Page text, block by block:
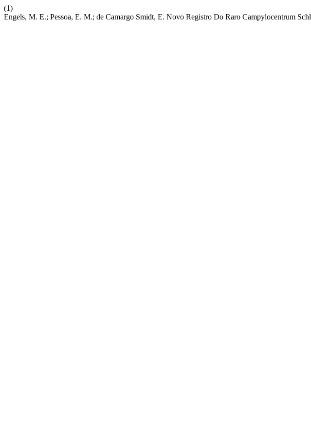
(1)
Engels, M. E.; Pessoa, E. M.; de Camargo Smidt, E. Novo Registro Do Raro Campylocentrum